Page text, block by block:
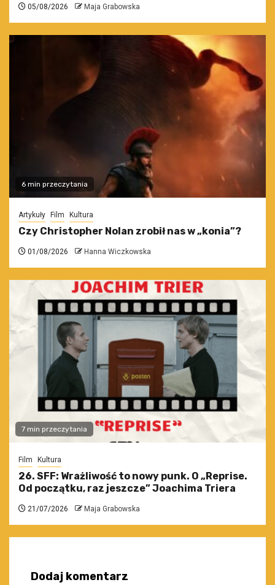
05/08/2026 Maja Grabowska
6 min przeczytania
Artykuły Film Kultura
Czy Christopher Nolan zrobił nas w „konia”?
01/08/2026 Hanna Wiczkowska
7 min przeczytania
Film Kultura
26. SFF: Wrażliwość to nowy punk. O „Reprise.
Od początku, raz jeszcze” Joachima Triera
21/07/2026 Maja Grabowska
Dodaj komentarz